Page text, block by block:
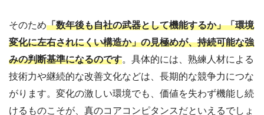
そのため「数年後も自社の武器として機能するか」「環境
変化に左右されにくい構造か」の見極めが、持続可能な強
みの判断基準になるのです。具体的には、熟練人材による
技術力や継続的な改善文化などは、長期的な競争力につな
がります。 変化の激しい環境でも、価値を失わず機能し続
けるものこそが、真のコアコンピタンスだといえるでしょ